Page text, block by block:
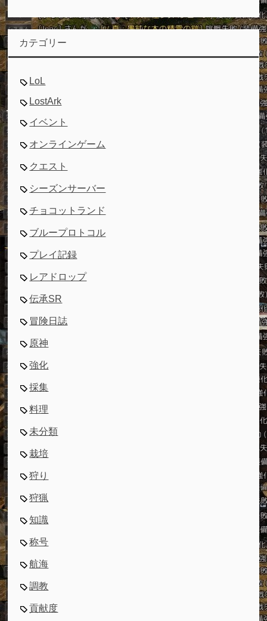
カテゴリー
LoL
LostArk
イベント
オンラインゲーム
クエスト
シーズンサーバー
チョコットランド
ブループロトコル
プレイ記録
レアドロップ
伝承SR
冒険日誌
原神
強化
採集
料理
未分類
栽培
狩り
狩猟
知識
称号
航海
調教
貢献度